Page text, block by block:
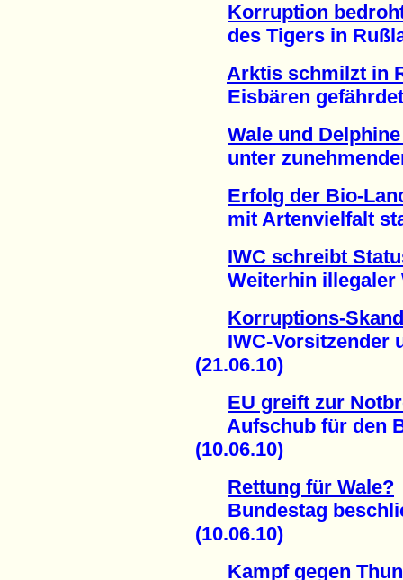
Korruption
des Tigers in
Arktis schmilzt in
Eisbären gefährdet
Wale und
unter
Erfolg der Bio-
mit Artenvielfalt
IWC schreibt
Weiterhin illegaler
Korruptions-
IWC-Vorsitzender
(21.06.10)
EU greift zur
Aufschub für den
(10.06.10)
Rettung für Wale?
Bundestag
(10.06.10)
Kampf gegen